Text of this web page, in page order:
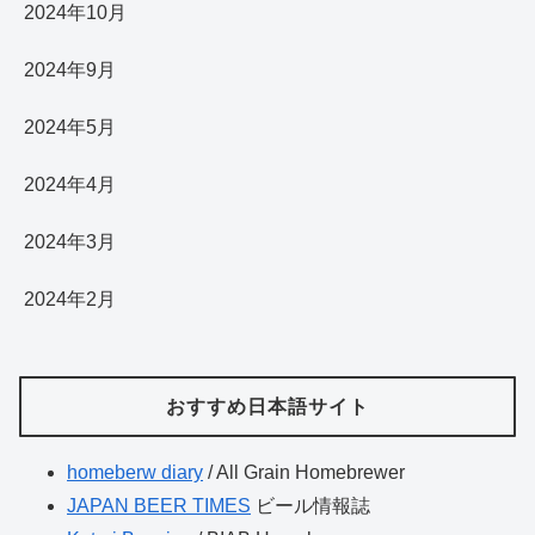
2024年10月
2024年9月
2024年5月
2024年4月
2024年3月
2024年2月
おすすめ日本語サイト
homeberw diary / All Grain Homebrewer
JAPAN BEER TIMES ビール情報誌